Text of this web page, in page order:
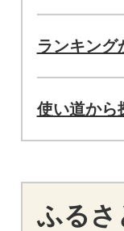
ランキング
使い道から
ふるさ